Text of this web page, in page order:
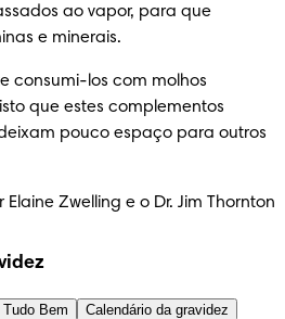
ao vapor, para que
e minerais.
consumi-los com molhos
que estes complementos
pouco espaço para outros
Zwelling e o Dr. Jim Thornton
Bem
Calendário da gravidez